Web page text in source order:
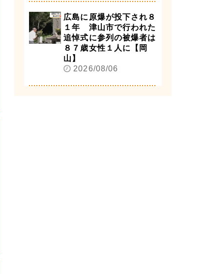
広島に原爆が投下され８
１年 津山市で行われた
追悼式に参列の被爆者は
８７歳女性１人に【岡
山】
2026/08/06